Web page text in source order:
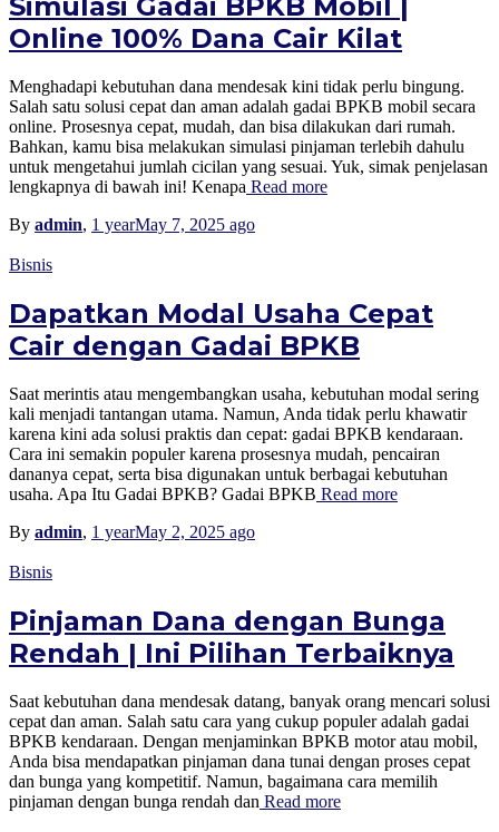
Simulasi Gadai BPKB Mobil |
Online 100% Dana Cair Kilat
Menghadapi kebutuhan dana mendesak kini tidak perlu bingung.
Salah satu solusi cepat dan aman adalah gadai BPKB mobil secara
online. Prosesnya cepat, mudah, dan bisa dilakukan dari rumah.
Bahkan, kamu bisa melakukan simulasi pinjaman terlebih dahulu
untuk mengetahui jumlah cicilan yang sesuai. Yuk, simak penjelasan
lengkapnya di bawah ini! Kenapa Read more
By admin, 1 yearMay 7, 2025 ago
Bisnis
Dapatkan Modal Usaha Cepat
Cair dengan Gadai BPKB
Saat merintis atau mengembangkan usaha, kebutuhan modal sering
kali menjadi tantangan utama. Namun, Anda tidak perlu khawatir
karena kini ada solusi praktis dan cepat: gadai BPKB kendaraan.
Cara ini semakin populer karena prosesnya mudah, pencairan
dananya cepat, serta bisa digunakan untuk berbagai kebutuhan
usaha. Apa Itu Gadai BPKB? Gadai BPKB Read more
By admin, 1 yearMay 2, 2025 ago
Bisnis
Pinjaman Dana dengan Bunga
Rendah | Ini Pilihan Terbaiknya
Saat kebutuhan dana mendesak datang, banyak orang mencari solusi
cepat dan aman. Salah satu cara yang cukup populer adalah gadai
BPKB kendaraan. Dengan menjaminkan BPKB motor atau mobil,
Anda bisa mendapatkan pinjaman dana tunai dengan proses cepat
dan bunga yang kompetitif. Namun, bagaimana cara memilih
pinjaman dengan bunga rendah dan Read more